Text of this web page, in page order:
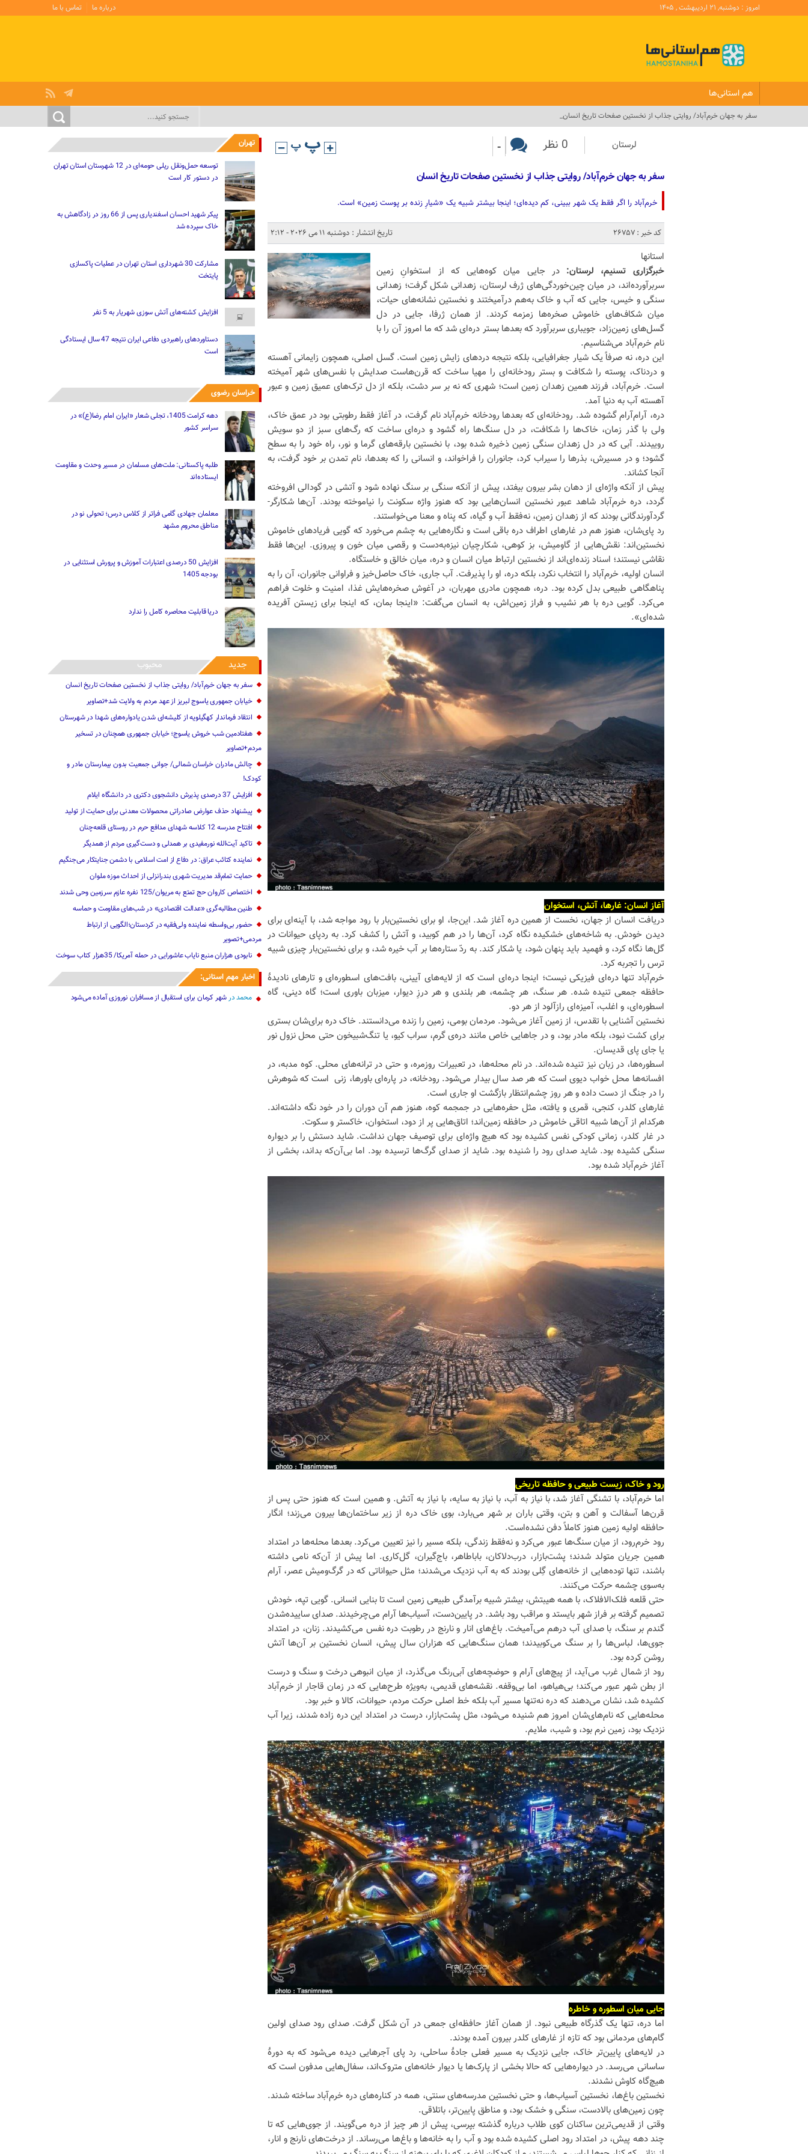
امروز : دوشنبه, ۲۱ اردیبهشت , ۱۴۰۵ درباره ما تماس با ما
هم استانی‌ها
سفر به جهان خرم‌آباد/ روایتی جذاب از نخستین صفحات تاریخ انسان_
لرستان 0 نظر -
سفر به جهان خرم‌آباد/ روایتی جذاب از نخستین صفحات تاریخ انسان
خرم‌آباد را اگر فقط یک شهر ببینی، کم دیده‌ای؛ اینجا بیشتر شبیه یک «شیارِ زنده بر پوست زمین» است.
کد خبر : 26757
تاریخ انتشار : دوشنبه 11 می 2026 - 2:12
استانها
خبرگزاری تسنیم، لرستان:در جایی میان کوه‌هایی که از استخوانِ زمین
سربرآورده‌اند، در میان چین‌خوردگی‌های ژرف لرستان، زهدانی شکل گرفت؛ زهدانی
سنگی و خیس، جایی که آب و خاک به‌هم درآمیختند و نخستین نشانه‌های حیات،
میان شکاف‌های خاموش صخره‌ها زمزمه کردند. از همان ژرفا، جایی در دل
گسل‌های زمین‌زاد، جویباری سربرآورد که بعدها بستر دره‌ای شد که ما امروز آن را با
نام خرم‌آباد می‌شناسیم.
این دره، نه صرفاً یک شیار جغرافیایی، بلکه نتیجه‌ دردهای زایش زمین است. گسل اصلی، همچون زایمانی آهسته
و دردناک، پوسته را شکافت و بستر رودخانه‌ای را مهیا ساخت که قرن‌هاست صدایش با نفس‌های شهر آمیخته
است. خرم‌آباد، فرزند همین زهدان زمین است؛ شهری که نه بر سر دشت، بلکه از دل ترک‌های عمیق زمین و عبور
آهسته‌ آب به دنیا آمد.
دره، آرام‌آرام گشوده شد. رودخانه‌ای که بعدها رودخانه خرم‌آباد نام گرفت، در آغاز فقط رطوبتی بود در عمق خاک،
ولی با گذر زمان، خاک‌ها را شکافت، در دل سنگ‌ها راه گشود و دره‌ای ساخت که رگ‌های سبز از دو سویش
روییدند. آبی که در دل زهدان سنگی زمین ذخیره شده بود، با نخستین بارقه‌های گرما و نور، راه خود را به سطح
گشود؛ و در مسیرش، بذرها را سیراب کرد، جانوران را فراخواند، و انسانی را که بعدها، نام تمدن بر خود گرفت، به
آنجا کشاند.
پیش از آنکه واژه‌ای از دهان بشر بیرون بیفتد، پیش از آنکه سنگی بر سنگ نهاده شود و آتشی در گودالی افروخته
گردد، دره خرم‌آباد شاهد عبور نخستین انسان‌هایی بود که هنوز واژه سکونت را نیاموخته بودند. آن‌ها شکارگر-
گردآورندگانی بودند که از زهدان زمین، نه‌فقط آب و گیاه، که پناه و معنا می‌خواستند.
رد پای‌شان، هنوز هم در غارهای اطراف دره باقی ا‌ست و نگاره‌هایی به چشم می‌خورد که گویی فریادهای خاموش
نخستین‌اند: نقش‌هایی از گاومیش، بز کوهی، شکارچیان نیزه‌به‌دست و رقصی میان خون و پیروزی. این‌ها فقط
نقاشی نیستند؛ اسناد زنده‌ای‌اند از نخستین ارتباط میان انسان و دره، میان خالق و خاستگاه.
انسان اولیه، خرم‌آباد را انتخاب نکرد، بلکه دره، او را پذیرفت. آب جاری، خاک حاصل‌خیز و فراوانی جانوران، آن را به
پناهگاهی طبیعی بدل کرده بود. دره، همچون مادری مهربان، در آغوش صخره‌هایش غذا، امنیت و خلوت فراهم
می‌کرد. گویی دره با هر نشیب و فراز زمین‌اش، به انسان می‌گفت: «اینجا بمان، که اینجا برای زیستن آفریده
شده‌ای».
آغاز انسان: غارها، آتش، استخوان
دریافت انسان از جهان، نخست از همین دره آغاز شد. این‌جا، او برای نخستین‌بار با رود مواجه شد، با آینه‌ای برای
دیدن خودش. به شاخه‌های خشکیده نگاه کرد، آن‌ها را در هم کوبید، و آتش را کشف کرد. به ردپای حیوانات در
گل‌ها نگاه کرد، و فهمید باید پنهان شود، یا شکار کند. به ردّ ستاره‌ها بر آب خیره شد، و برای نخستین‌بار چیزی شبیه
ترس را تجربه کرد.
خرم‌آباد تنها دره‌ای فیزیکی نیست؛ اینجا دره‌ای ‌است که از لایه‌های آیینی، بافت‌های اسطوره‌ای و تارهای نادیدۀ
حافظه جمعی تنیده شده. هر سنگ، هر چشمه، هر بلندی و هر درزِ دیوار، میزبان باوری‌ است؛ گاه دینی، گاه
اسطوره‌ای، و اغلب، آمیزه‌ای رازآلود از هر دو.
نخستین آشنایی با تقدس، از زمین آغاز می‌شود. مردمان بومی، زمین را زنده می‌دانستند. خاک دره برای‌شان بستری
برای کشت نبود، بلکه مادر بود، و در جاهایی خاص مانند دره‌ی گرم، سراب کیو، یا تنگ‌شبیخون حتی محل نزول نور
یا جای پای قدیسان.
اسطوره‌ها، در زبان نیز تنیده شده‌اند. در نام محله‌ها، در تعبیرات روزمره، و حتی در ترانه‌های محلی. کوه مدبه، در
افسانه‌ها محل خواب دیوی‌ است که هر صد سال بیدار می‌شود. رودخانه، در پاره‌ای باورها، زنی‌ است که شوهرش
را در جنگ از دست داده و هر روز چشم‌انتظار بازگشت او جاری ا‌ست.
غارهای کلدر، کنجی، قمری و یافته، مثل حفره‌هایی در جمجمه‌ کوه، هنوز هم آن دوران را در خود نگه داشته‌اند.
هرکدام از آن‌ها شبیه اتاقی خاموش در حافظه‌ زمین‌اند؛ اتاق‌هایی پر از دود، استخوان، خاکستر و سکوت.
در غار کلدر، زمانی کودکی نفس کشیده بود که هیچ واژه‌ای برای توصیف جهان نداشت. شاید دستش را بر دیواره‌
سنگی کشیده بود. شاید صدای رود را شنیده بود. شاید از صدای گرگ‌ها ترسیده بود. اما بی‌آن‌که بداند، بخشی از
آغاز خرم‌آباد شده بود.
رود و خاک، زیست طبیعی و حافظه‌ تاریخی
اما خرم‌آباد، با تشنگی آغاز شد، با نیاز به آب، با نیاز به سایه، با نیاز به آتش. و همین است که هنوز حتی پس از
قرن‌ها آسفالت و آهن و بتن، وقتی باران بر شهر می‌بارد، بوی خاک دره از زیر ساختمان‌ها بیرون می‌زند؛ انگار
حافظه‌ اولیه‌ زمین هنوز کاملاً دفن نشده‌است.
رود خرم‌رود، از میان سنگ‌ها عبور می‌کرد و نه‌فقط زندگی، بلکه مسیر را نیز تعیین می‌کرد. بعدها محله‌ها در امتداد
همین جریان متولد شدند؛ پشت‌بازار، درب‌دلاکان، باباطاهر، باج‌گیران، گل‌کاری. اما پیش از آن‌که نامی داشته
باشند، تنها توده‌هایی از خانه‌های گِلی بودند که به آب نزدیک می‌شدند؛ مثل حیواناتی که در گرگ‌ومیش عصر، آرام
به‌سوی چشمه حرکت می‌کنند.
حتی قلعه‌ فلک‌الافلاک، با همه هیبتش، بیشتر شبیه برآمدگی طبیعی زمین است تا بنایی انسانی. گویی تپه، خودش
تصمیم گرفته بر فراز شهر بایستد و مراقب رود باشد. در پایین‌دست، آسیاب‌ها آرام می‌چرخیدند. صدای ساییده‌شدن
گندم بر سنگ، با صدای آب درهم می‌آمیخت. باغ‌های انار و نارنج در رطوبت دره نفس می‌کشیدند. زنان، در امتداد
جوی‌ها، لباس‌ها را بر سنگ می‌کوبیدند؛ همان سنگ‌هایی که هزاران سال پیش، انسان نخستین بر آن‌ها آتش
روشن کرده بود.
رود از شمال غرب می‌آید، از پیچ‌های آرام و حوضچه‌های آبی‌رنگ می‌گذرد، از میان انبوهی درخت و سنگ و درست
از بطن شهر عبور می‌کند؛ بی‌هیاهو، اما بی‌وقفه. نقشه‌های قدیمی، به‌ویژه طرح‌هایی که در زمان قاجار از خرم‌آباد
کشیده شد، نشان می‌دهند که دره نه‌تنها مسیر آب بلکه خط اصلی حرکت مردم، حیوانات، کالا و خبر بود.
محله‌هایی که نام‌های‌شان امروز هم شنیده می‌شود، مثل پشت‌بازار، درست در امتداد این دره زاده شدند، زیرا آب
نزدیک بود، زمین نرم بود، و شیب، ملایم.
جایی میان اسطوره و خاطره
اما دره، تنها یک گذرگاه طبیعی نبود. از همان آغاز حافظه‌ای جمعی در آن شکل گرفت. صدای رود صدای اولین
گام‌های مردمانی بود که تازه از غارهای کلدر بیرون آمده بودند.
در لایه‌های پایین‌تر خاک، جایی نزدیک به مسیر فعلی جادۀ ساحلی، رد پای آجرهایی دیده می‌شود که به دورۀ
ساسانی می‌رسد. در دیواره‌هایی که حالا بخشی از پارک‌ها یا دیوار خانه‌های متروک‌اند، سفال‌هایی مدفون است که
هیچ‌گاه کاوش نشدند.
نخستین باغ‌ها، نخستین آسیاب‌ها، و حتی نخستین مدرسه‌های سنتی، همه در کناره‌های دره خرم‌آباد ساخته شدند.
چون زمین‌های بالادست، سنگی و خشک بود، و مناطق پایین‌تر، باتلاقی.
وقتی از قدیمی‌ترین ساکنان کوی طلاب درباره گذشته بپرسی، پیش از هر چیز از دره می‌گویند. از جوی‌هایی که تا
چند دهه پیش، در امتداد رود اصلی کشیده شده بود و آب را به خانه‌ها و باغ‌ها می‌رساند. از درخت‌های نارنج و انار،
تهران
توسعه حمل‌ونقل ریلی حومه‌ای در 12 شهرستان استان تهران
در دستور کار است
پیکر شهید احسان اسفندیاری پس از 66 روز در زادگاهش به
خاک سپرده شد
مشارکت 30 شهرداری استان تهران در عملیات پاکسازی
پایتخت
افزایش کشته‌های آتش سوزی شهریار به 5 نفر
دستاوردهای راهبردی دفاعی ایران نتیجه 47 سال ایستادگی
است
خراسان رضوی
دهه کرامت 1405، تجلی شعار «ایران امام رضا(ع)» در
سراسر کشور
طلبه پاکستانی: ملت‌های مسلمان در مسیر وحدت و مقاومت
ایستاده‌اند
معلمان جهادی گامی فراتر از کلاس درس؛ تحولی نو در
مناطق محروم مشهد
افزایش 50 درصدی اعتبارات آموزش و پرورش استثنایی در
بودجه 1405
دریا قابلیت محاصره کامل را ندارد
جدید محبوب
سفر به جهان خرم‌آباد/ روایتی جذاب از نخستین صفحات تاریخ انسان
خیابان جمهوری یاسوج لبریز از عهد مردم به ولایت شد+تصاویر
انتقاد فرماندار کهگیلویه از کلیشه‌ای شدن یادواره‌های شهدا در شهرستان
هفتادمین شب خروش یاسوج؛ خیابان جمهوری همچنان در تسخیر
مردم+تصاویر
‌چالش مادران خراسان شمالی/ جوانی جمعیت بدون بیمارستان مادر و
کودک!
افزایش 37 درصدی پذیرش دانشجوی دکتری در دانشگاه ایلام
پیشنهاد حذف عوارض صادراتی محصولات معدنی برای حمایت از تولید
افتتاح مدرسه 12 کلاسه شهدای مدافع حرم در روستای قلعه‌چنان
تاکید آیت‌الله نورمفیدی بر همدلی و دست‌گیری مردم از همدیگر
نماینده کتائب عراق: در دفاع از امت اسلامی با دشمن جنایتکار می‌جنگیم
حمایت تمام‌قد مدیریت شهری بندرانزلی از احداث موزه ملوان
اختصاص کاروان حج تمتع به مریوان/125 نفره عازم سرزمین وحی شدند
طنین مطالبه‌گری «عدالت اقتصادی» در شب‌های مقاومت و حماسه
حضور بی‌واسطه نماینده ولی‌فقیه در کردستان؛الگویی از ارتباط
مردمی+تصویر
نابودی هزاران منبع نایاب عاشورایی در حمله آمریکا/ 35هزار کتاب سوخت
اخبار مهم استانی:
محمددرشهر کرمان برای استقبال از مسافران نوروزی آماده می‌شود